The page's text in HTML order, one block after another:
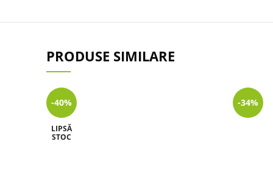
PRODUSE SIMILARE
-40%
LIPSĂ
STOC
-34%